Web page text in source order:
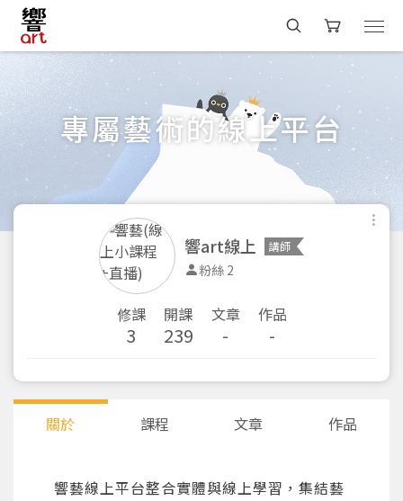
專屬藝術的線上平台
響art線上 講師
粉絲 2
修課
3
開課
239
文章
-
作品
-
關於 課程 文章 作品
響藝線上平台整合實體與線上學習，集結藝